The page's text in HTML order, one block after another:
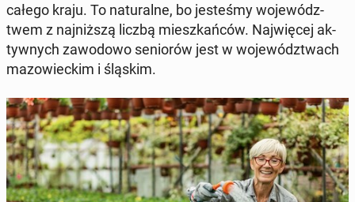
całego kraju. To na­tu­ral­ne, bo je­ste­śmy wo­je­wódz­
twem z naj­niż­szą liczbą miesz­kań­ców. Naj­wię­cej ak­
tyw­nych za­wo­do­wo se­nio­rów jest w wo­je­wódz­twach
ma­zo­wiec­kim i śląskim.